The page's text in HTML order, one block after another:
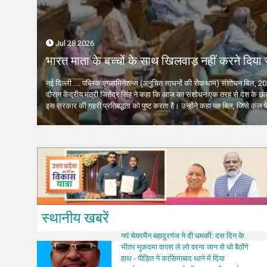
Jul 28 2026
भारत माता के बच्चों के साथ खिलवाड़ नहीं करने दिया
नई दिल्ली .... पब्लिक एग्जामिनेशन्स (अनुचित साधनों की रोकथाम) संशोधन बिल,
दौरान केंद्रीय मंत्री जितेंद्र सिंह ने कहा कि आज का संशोधन एक तरह से देश के
इस सरकार की गहरी प्रतिबद्धता को पुष्ट करता है। उन्होंने कहा यह बिल, जिसे
जिस होटल में ठहरे थे, उससे 125 मीटर दूर दो ब्लास्ट,
18 घायल, मैक्रों सुरक्षित
नई दिल्ली.... सीरिया की राजधानी दमिश्क में मंगलवार को
फ्रांस के राष्ट्रपति मैक्रों की होटल के पास धमाका
हुआ। सीरिया की राजधानी दमिश्क में फ्रांस के...
मुख्यमंत्री ने
निर्देश
लखनऊ ....
उनकी
कराने के
स्थानीय खबरें
नपं चेयरमैन बहादुरगंज ने दी धमकी: दस दिन के
भीतर मुकदमा वापस ले लो वरना जान से धो बैठोंगे
हाथ - पीड़ित ने कासिमाबाद थाने में दिया